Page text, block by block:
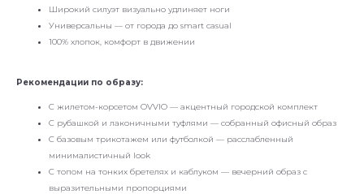
Широкий силуэт визуально удлиняет ноги
Универсальны — от города до smart casual
100% хлопок, комфорт в движении
Рекомендации по образу:
С жилетом-корсетом OVVIO — акцентный городской комплект
С рубашкой и лаконичными туфлями — собранный офисный образ
С базовым трикотажем или футболкой — расслабленный
минималистичный look
С топом на тонких бретелях и каблуком — вечерний образ с
выразительными пропорциями